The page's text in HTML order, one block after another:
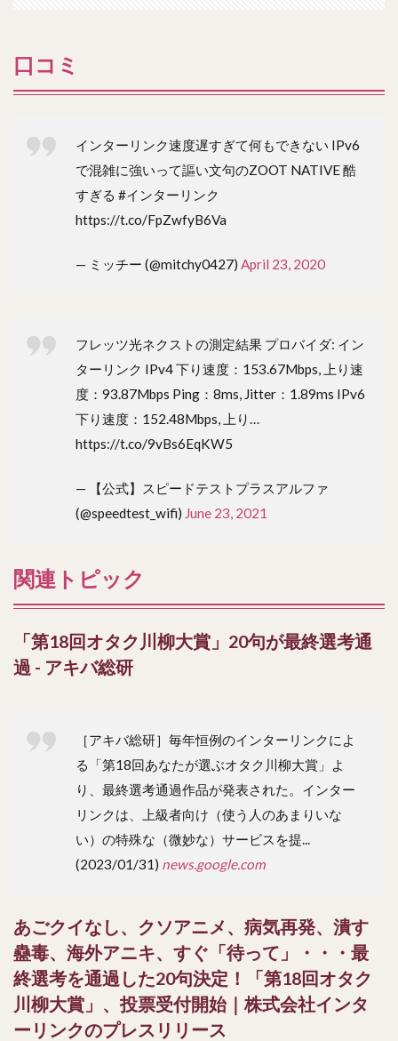
口コミ
インターリンク速度遅すぎて何もできない IPv6
で混雑に強いって謳い文句のZOOT NATIVE 酷
すぎる #インターリンク
https://t.co/FpZwfyB6Va
— ミッチー (@mitchy0427) April 23, 2020
フレッツ光ネクストの測定結果 プロバイダ: イン
ターリンク IPv4 下り速度：153.67Mbps, 上り速
度：93.87Mbps Ping：8ms, Jitter：1.89ms IPv6
下り速度：152.48Mbps, 上り…
https://t.co/9vBs6EqKW5
— 【公式】スピードテストプラスアルファ
(@speedtest_wifi) June 23, 2021
関連トピック
「第18回オタク川柳大賞」20句が最終選考通
過 - アキバ総研
［アキバ総研］毎年恒例のインターリンクによ
る「第18回あなたが選ぶオタク川柳大賞」よ
り、最終選考通過作品が発表された。インター
リンクは、上級者向け（使う人のあまりいな
い）の特殊な（微妙な）サービスを提...
(2023/01/31) news.google.com
あごクイなし、クソアニメ、病気再発、潰す
蠱毒、海外アニキ、すぐ「待って」・・・最
終選考を通過した20句決定！「第18回オタク
川柳大賞」、投票受付開始｜株式会社インタ
ーリンクのプレスリリース